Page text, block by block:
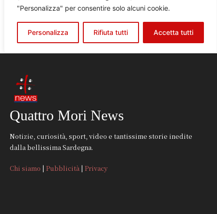
Quattro Mori News
Notizie, curiosità, sport, video e tantissime storie inedite
dalla bellissima Sardegna.
Chi siamo | Pubblicità | Privacy